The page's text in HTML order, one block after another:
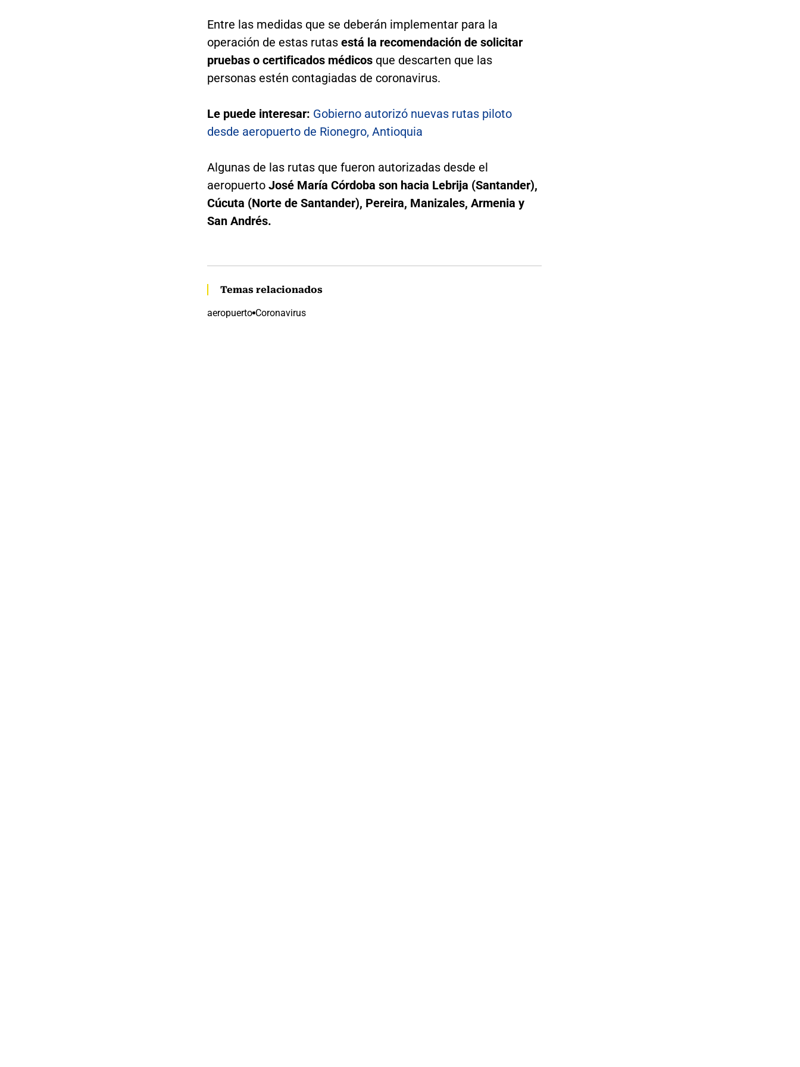
Entre las medidas que se deberán implementar para la
operación de estas rutas está la recomendación de solicitar
pruebas o certificados médicosque descarten que las
personas estén contagiadas de coronavirus.
Le puede interesar: Gobierno autorizó nuevas rutas piloto
desde aeropuerto de Rionegro, Antioquia
Algunas de las rutas que fueron autorizadas desde el
aeropuerto José María Córdoba son hacia Lebrija (Santander),
Cúcuta (Norte de Santander), Pereira, Manizales, Armenia y
San Andrés.
Temas relacionados
aeropuerto Coronavirus